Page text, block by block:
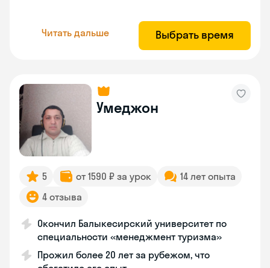
Читать дальше Выбрать время
Умеджон
5 от 1590 ₽ за урок
14 лет опыта
4 отзыва
Окончил Балыкесирский университет по
специальности «менеджмент туризма»
Прожил более 20 лет за рубежом, что